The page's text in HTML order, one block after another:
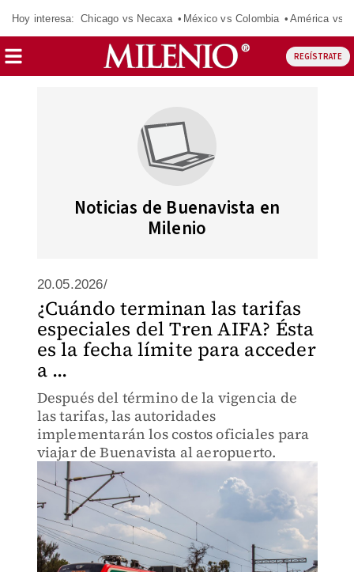
Hoy interesa: Chicago vs Necaxa México vs Colombia América vs
REGÍSTRATE
Noticias de Buenavista en
Milenio
20.05.2026/
¿Cuándo terminan las tarifas
especiales del Tren AIFA? Ésta
es la fecha límite para acceder
a ...
Después del término de la vigencia de
las tarifas, las autoridades
implementarán los costos oficiales para
viajar de Buenavista al aeropuerto.